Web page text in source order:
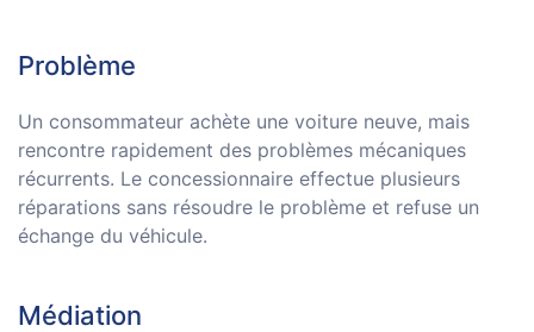
Problème
Un consommateur achète une voiture neuve, mais
rencontre rapidement des problèmes mécaniques
récurrents. Le concessionnaire effectue plusieurs
réparations sans résoudre le problème et refuse un
échange du véhicule.
Médiation